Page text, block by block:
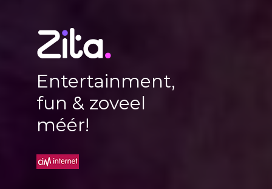
Entertainment,
fun & zoveel
méér!